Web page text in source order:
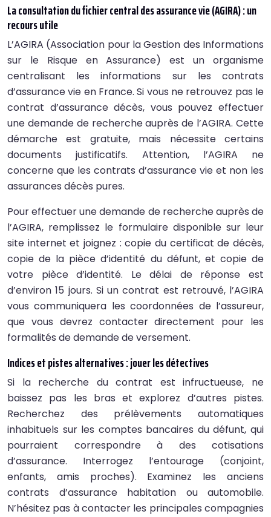
La consultation du fichier central des assurance vie (AGIRA) : un
recours utile
L’AGIRA (Association pour la Gestion des Informations
sur le Risque en Assurance) est un organisme
centralisant les informations sur les contrats
d’assurance vie en France. Si vous ne retrouvez pas le
contrat d’assurance décès, vous pouvez effectuer
une demande de recherche auprès de l’AGIRA. Cette
démarche est gratuite, mais nécessite certains
documents justificatifs. Attention, l’AGIRA ne
concerne que les contrats d’assurance vie et non les
assurances décès pures.
Pour effectuer une demande de recherche auprès de
l’AGIRA, remplissez le formulaire disponible sur leur
site internet et joignez : copie du certificat de décès,
copie de la pièce d’identité du défunt, et copie de
votre pièce d’identité. Le délai de réponse est
d’environ 15 jours. Si un contrat est retrouvé, l’AGIRA
vous communiquera les coordonnées de l’assureur,
que vous devrez contacter directement pour les
formalités de demande de versement.
Indices et pistes alternatives : jouer les détectives
Si la recherche du contrat est infructueuse, ne
baissez pas les bras et explorez d’autres pistes.
Recherchez des prélèvements automatiques
inhabituels sur les comptes bancaires du défunt, qui
pourraient correspondre à des cotisations
d’assurance. Interrogez l’entourage (conjoint,
enfants, amis proches). Examinez les anciens
contrats d’assurance habitation ou automobile.
N’hésitez pas à contacter les principales compagnies